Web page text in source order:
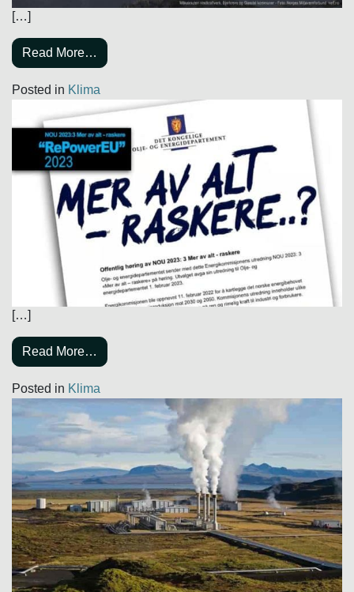
[…]
Read More…
Posted in Klima
[…]
Read More…
Posted in Klima